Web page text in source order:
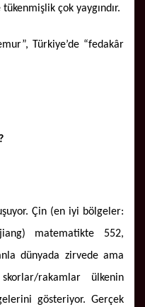
çok yaygındır.
Türkiye’de “fedakâr
Çin (en iyi bölgeler:
matematikte 552,
dünyada zirvede ama
rakamlar ülkenin
gösteriyor. Gerçek